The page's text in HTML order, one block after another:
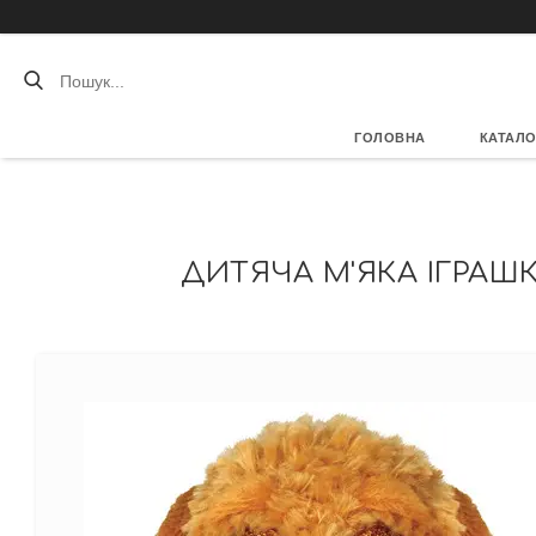
ГОЛОВНА
ДИТЯЧА М'ЯКА